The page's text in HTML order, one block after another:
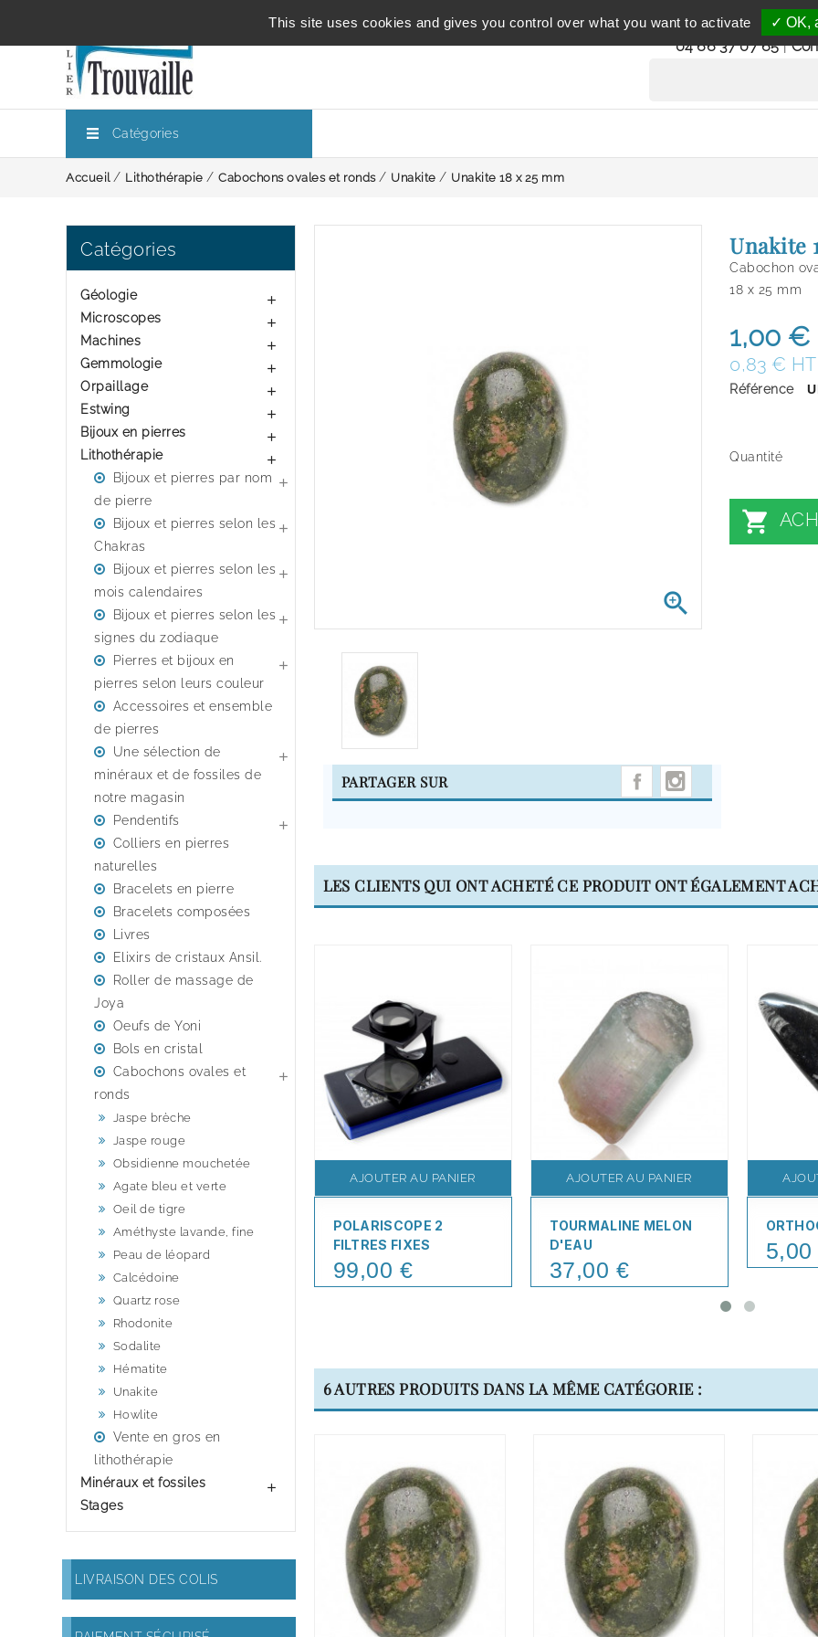
Service clientèle
du lundi au vendredi
04 66 37 07 65|
Catégories
Accueil Lithothérapie Cabochons ovales et ronds Unakite Unakite 18 x 25 mm
Catégories
Géologie 
Microscopes 
Machines 
Gemmologie 
Orpaillage 
Estwing 
Bijoux en pierres 
Lithothérapie 
Bijoux et pierres par nom
de pierre

Bijoux et pierres selon les
Chakras

Bijoux et pierres selon les
mois calendaires

Bijoux et pierres selon les
signes du zodiaque

Pierres et bijoux en
pierres selon leurs couleur

Accessoires et ensemble
de pierres
Une sélection de
minéraux et de fossiles de
notre magasin

Pendentifs 
Colliers en pierres
naturelles
Bracelets en pierre
Bracelets composées
Livres
Elixirs de cristaux Ansil.
Roller de massage de
Joya
Oeufs de Yoni
Bols en cristal
Cabochons ovales et
ronds

Jaspe brèche
Jaspe rouge
Obsidienne mouchetée
Agate bleu et verte
Oeil de tigre
Améthyste lavande, fine
Peau de léopard
Calcédoine
Quartz rose
Rhodonite
Sodalite
Hématite
Unakite
Howlite
Vente en gros en
lithothérapie
Minéraux et fossiles

Stages
LIVRAISON DES COLIS

Unakite
Cabochon
18 x 25 mm
1,00 €
0,83 € HT
Référence
Quantité

PARTAGER SUR
LES CLIENTS QUI ONT ACHETÉ CE PRODUIT ONT ÉGALEMENT
AJOUTER AU PANIER
POLARISCOPE 2
FILTRES FIXES
Price
99,00 €
AJOUTER AU PANIER
TOURMALINE MELON
D'EAU
Price
37,00 €
Price
5,00
6 AUTRES PRODUITS DANS LA MÊME CATÉGORIE :
This site uses cookies and gives you control over what you want to activate ✓ OK,